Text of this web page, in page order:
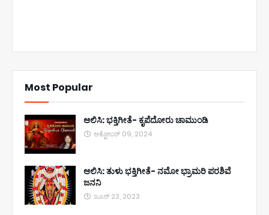
Most Popular
ಆಲಿಸಿ: ಭಕ್ತಿಗೀತೆ- ಕೃಪೆದೋರು ಚಾಮುಂಡಿ
ಅಕ್ಟೋಬರ್ 09, 2024
ಆಲಿಸಿ: ತುಳು ಭಕ್ತಿಗೀತೆ- ನಮೋ ಭ್ರಾಮರಿ ಪರಶಿವೆ
ಜನನಿ
ಜೂನ್ 23, 2023